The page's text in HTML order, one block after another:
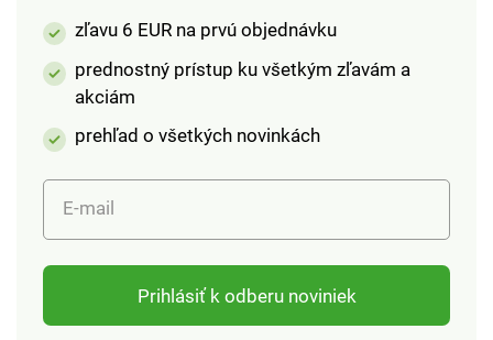
zľavu 6 EUR na prvú objednávku
prednostný prístup ku všetkým zľavám a
akciám
prehľad o všetkých novinkách
E-mail
Prihlásiť k odberu noviniek